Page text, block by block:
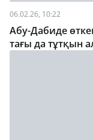
06.02.26, 10:22
Абу-Дабиде
тағы да тұтқын